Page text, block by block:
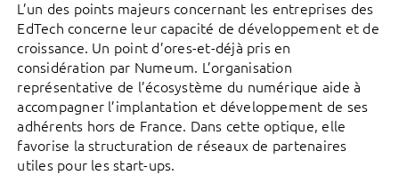
L’un des points majeurs concernant les entreprises des
EdTech concerne leur capacité de développement et de
croissance. Un point d’ores-et-déjà pris en
considération par Numeum. L’organisation
représentative de l’écosystème du numérique aide à
accompagner l’implantation et développement de ses
adhérents hors de France. Dans cette optique, elle
favorise la structuration de réseaux de partenaires
utiles pour les start-ups.